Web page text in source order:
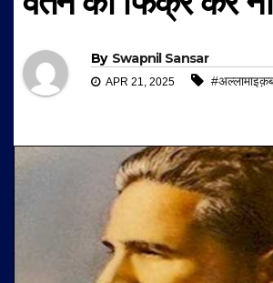
By Swapnil Sansar
APR 21, 2025